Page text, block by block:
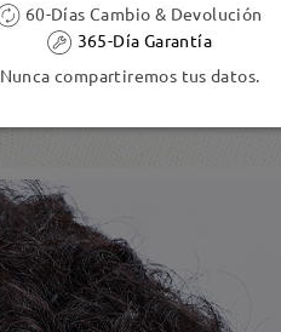
60-Días Cambio & Devolución
365-Día Garantía
Nunca compartiremos tus datos.